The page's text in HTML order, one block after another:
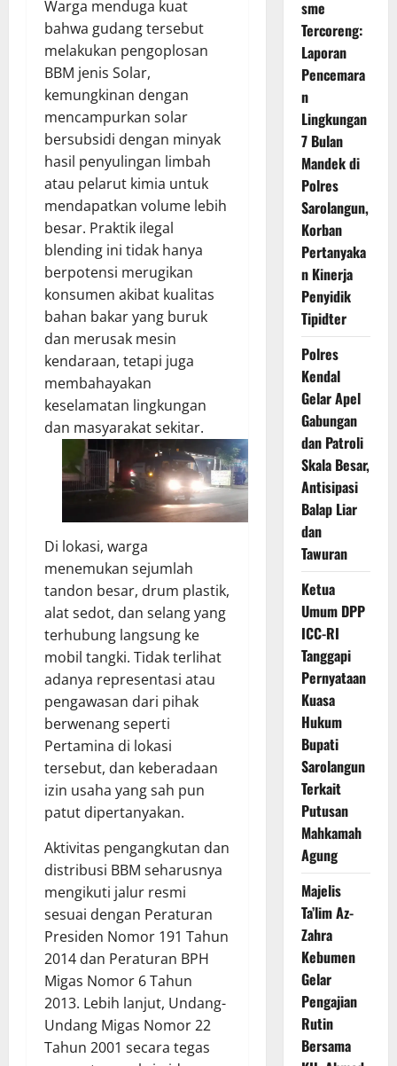
Warga menduga kuat
bahwa gudang tersebut
melakukan pengoplosan
BBM jenis Solar,
kemungkinan dengan
mencampurkan solar
bersubsidi dengan minyak
hasil penyulingan limbah
atau pelarut kimia untuk
mendapatkan volume lebih
besar. Praktik ilegal
blending ini tidak hanya
berpotensi merugikan
konsumen akibat kualitas
bahan bakar yang buruk
dan merusak mesin
kendaraan, tetapi juga
membahayakan
keselamatan lingkungan
dan masyarakat sekitar.
Di lokasi, warga
menemukan sejumlah
tandon besar, drum plastik,
alat sedot, dan selang yang
terhubung langsung ke
mobil tangki. Tidak terlihat
adanya representasi atau
pengawasan dari pihak
berwenang seperti
Pertamina di lokasi
tersebut, dan keberadaan
izin usaha yang sah pun
patut dipertanyakan.
Aktivitas pengangkutan dan
distribusi BBM seharusnya
mengikuti jalur resmi
sesuai dengan Peraturan
Presiden Nomor 191 Tahun
2014 dan Peraturan BPH
Migas Nomor 6 Tahun
2013. Lebih lanjut, Undang-
Undang Migas Nomor 22
Tahun 2001 secara tegas
sme
Tercoreng:
Laporan
Pencemara
n
Lingkungan
7 Bulan
Mandek di
Polres
Sarolangun,
Korban
Pertanyaka
n Kinerja
Penyidik
Tipidter
Polres
Kendal
Gelar Apel
Gabungan
dan Patroli
Skala Besar,
Antisipasi
Balap Liar
dan
Tawuran
Ketua
Umum DPP
ICC-RI
Tanggapi
Pernyataan
Kuasa
Hukum
Bupati
Sarolangun
Terkait
Putusan
Mahkamah
Agung
Majelis
Ta’lim Az-
Zahra
Kebumen
Gelar
Pengajian
Rutin
Bersama